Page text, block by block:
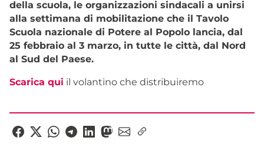
della scuola, le organizzazioni sindacali a unirsi
alla settimana di mobilitazione che il Tavolo
Scuola nazionale di Potere al Popolo lancia, dal
25 febbraio al 3 marzo, in tutte le città, dal Nord
al Sud del Paese.
Scarica qui il volantino che distribuiremo